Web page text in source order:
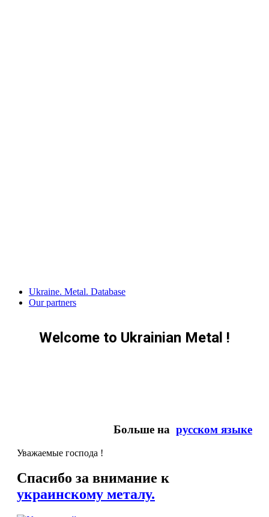
content
Ukraine. Metal. Database
Our partners
Welcome to Ukrainian Metal !
Больше на русском языке
Уважаемые господа !
Спасибо за внимание к
украинскому металу.